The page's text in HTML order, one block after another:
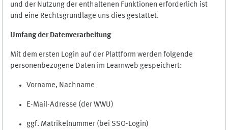
und der Nutzung der enthaltenen Funktionen erforderlich ist
und eine Rechtsgrundlage uns dies gestattet.
Umfang der Datenverarbeitung
Mit dem ersten Login auf der Plattform werden folgende
personenbezogene Daten im Learnweb gespeichert:
Vorname, Nachname
E-Mail-Adresse (der WWU)
ggf. Matrikelnummer (bei SSO-Login)